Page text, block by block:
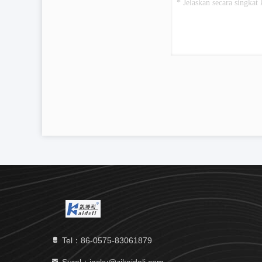
Tel：86-0575-83061879